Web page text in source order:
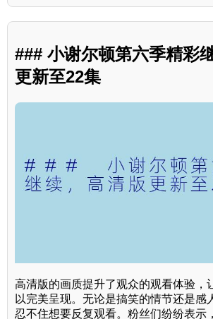
### 小谢尔顿第六季精彩
更新至22集
高清版的画质提升了观众的观看体验，
以完美呈现。无论是搞笑的情节还是感
忍不住想要反复观看。粉丝们纷纷表示